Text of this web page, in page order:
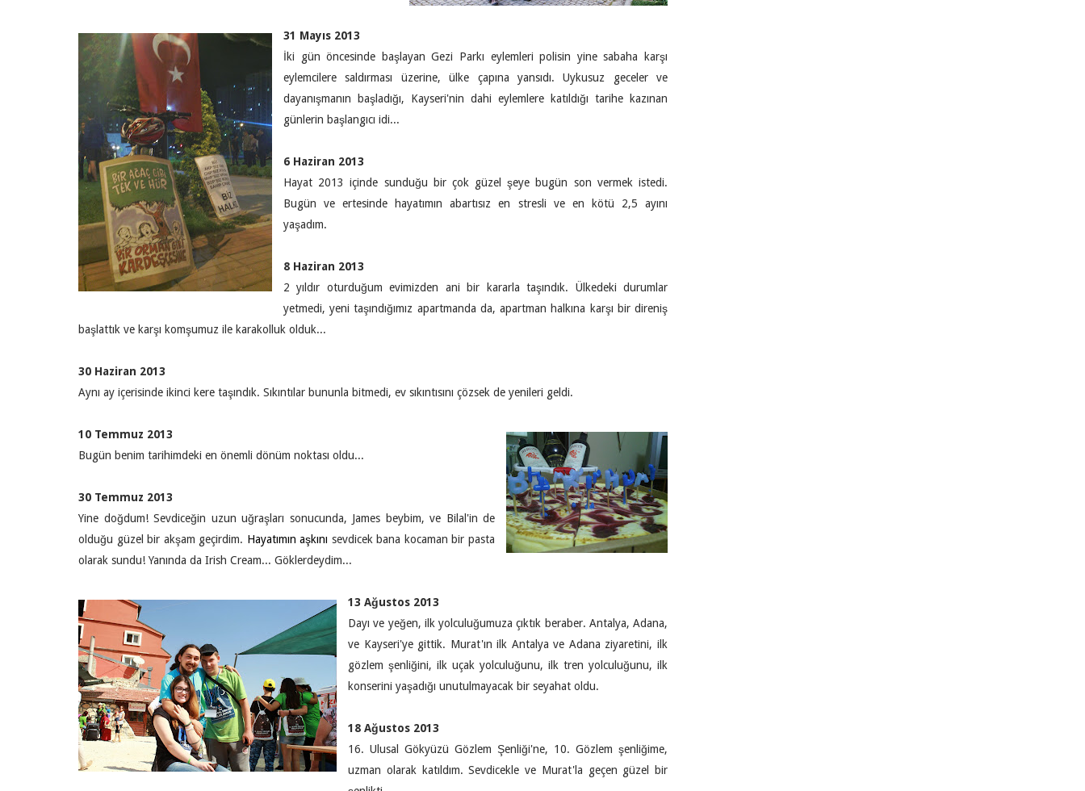
31 Mayıs 2013
İki gün öncesinde başlayan Gezi Parkı eylemleri polisin yine sabaha karşı
eylemcilere saldırması üzerine, ülke çapına yansıdı. Uykusuz geceler ve
dayanışmanın başladığı, Kayseri'nin dahi eylemlere katıldığı tarihe kazınan
günlerin başlangıcı idi...
6 Haziran 2013
Hayat 2013 içinde sunduğu bir çok güzel şeye bugün son vermek istedi.
Bugün ve ertesinde hayatımın abartısız en stresli ve en kötü 2,5 ayını
yaşadım.
8 Haziran 2013
2 yıldır oturduğum evimizden ani bir kararla taşındık. Ülkedeki durumlar
yetmedi, yeni taşındığımız apartmanda da, apartman halkına karşı bir direniş
başlattık ve karşı komşumuz ile karakolluk olduk...
30 Haziran 2013
Aynı ay içerisinde ikinci kere taşındık. Sıkıntılar bununla bitmedi, ev sıkıntısını çözsek de yenileri geldi.
10 Temmuz 2013
Bugün benim tarihimdeki en önemli dönüm noktası oldu...
30 Temmuz 2013
Yine doğdum! Sevdiceğin uzun uğraşları sonucunda, James beybim, ve Bilal'in de
olduğu güzel bir akşam geçirdim. Hayatımın aşkını sevdicek bana kocaman bir pasta
olarak sundu! Yanında da Irish Cream... Göklerdeydim...
13 Ağustos 2013
Dayı ve yeğen, ilk yolculuğumuza çıktık beraber. Antalya, Adana,
ve Kayseri'ye gittik. Murat'ın ilk Antalya ve Adana ziyaretini, ilk
gözlem şenliğini, ilk uçak yolculuğunu, ilk tren yolculuğunu, ilk
konserini yaşadığı unutulmayacak bir seyahat oldu.
18 Ağustos 2013
16. Ulusal Gökyüzü Gözlem Şenliği'ne, 10. Gözlem şenliğime,
uzman olarak katıldım. Sevdicekle ve Murat'la geçen güzel bir